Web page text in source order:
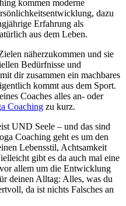
kommen moderne
dazu
Erfahrung als
aus dem Leben.
näherzukommen und sie
Bedürfnisse und
dir zusammen ein machbares
kommt aus dem Sport.
Coaches alles an- oder
Coaching zu kurz.
UND Seele – und das sind
Coaching geht es um den
Lebensstil, Achtsamkeit
gibt es da auch mal eine
allem um die Entwicklung
deinen Alltag: Alles, was du
da ist nichts Falsches an